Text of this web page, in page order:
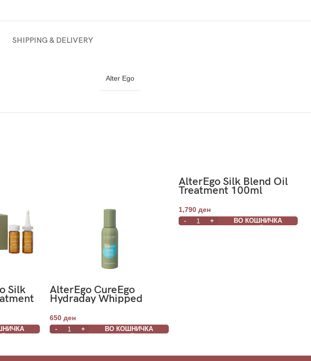
SHIPPING & DELIVERY
Alter Ego
Silk AlterEgo CureEgo
Hydraday Whipped
Cream Hydrating
Mousse 75ml
650 ден
ВО КОШНИЧКА
AlterEgo Silk Blend Oil
Treatment 100ml
1,790 ден
ВО КОШНИЧКА